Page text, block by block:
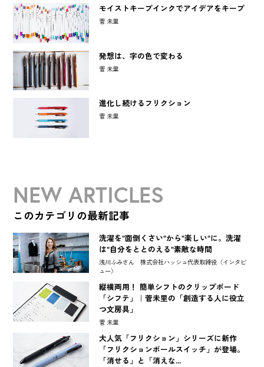
モイストキープインクでアイデアをキープ
菅 未里
発想は、字の色で変わる
菅 未里
進化し続けるフリクション
菅 未里
NEW ARTICLES
このカテゴリの最新記事
洗濯を"面倒くさい"から"楽しい"に。洗濯
は"自分をととのえる"素敵な時間
浅川ふみさん 株式会社ハッシュ代表取締役〈インタビ
ュー〉
縦横両用！ 簡単シフトのクリップボード
「シフテ」｜菅未里の「創造する人に役立
つ文房具」
菅 未里
大人気「フリクション」シリーズに新作
「フリクションボールスイッチ」が登場。
「消せる」と「消えな...